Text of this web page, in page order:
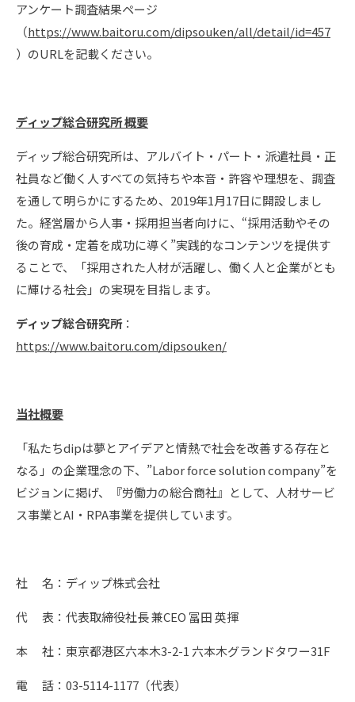
アンケート調査結果ページ
（https://www.baitoru.com/dipsouken/all/detail/id=457
）のURLを記載ください。
ディップ総合研究所 概要
ディップ総合研究所は、アルバイト・パート・派遣社員・正
社員など働く人すべての気持ちや本音・許容や理想を、調査
を通して明らかにするため、2019年1月17日に開設しまし
た。経営層から人事・採用担当者向けに、“採用活動やその
後の育成・定着を成功に導く”実践的なコンテンツを提供す
ることで、「採用された人材が活躍し、働く人と企業がとも
に輝ける社会」の実現を目指します。
ディップ総合研究所：
https://www.baitoru.com/dipsouken/
当社概要
「私たちdipは夢とアイデアと情熱で社会を改善する存在と
なる」の企業理念の下、”Labor force solution company”を
ビジョンに掲げ、『労働力の総合商社』として、人材サービ
ス事業とAI・RPA事業を提供しています。
社 名：ディップ株式会社
代 表：代表取締役社長 兼CEO 冨田 英揮
本 社：東京都港区六本木3-2-1 六本木グランドタワー31F
電 話：03-5114-1177（代表）